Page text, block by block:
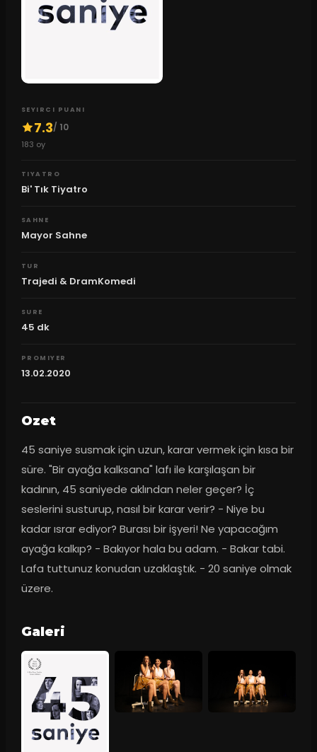
SEYIRCI PUANI
7.3/ 10
183 oy
TIYATRO
Bi' Tık Tiyatro
SAHNE
Mayor Sahne
TUR
Trajedi & DramKomedi
SURE
45 dk
PROMIYER
13.02.2020
Ozet
45 saniye susmak için uzun, karar vermek için kısa bir
süre. "Bir ayağa kalksana" lafı ile karşılaşan bir
kadının, 45 saniyede aklından neler geçer? İç
seslerini susturup, nasıl bir karar verir? - Niye bu
kadar ısrar ediyor? Burası bir işyeri! Ne yapacağım
ayağa kalkıp? - Bakıyor hala bu adam. - Bakar tabi.
Lafa tuttunuz konudan uzaklaştık. - 20 saniye olmak
üzere.
Galeri